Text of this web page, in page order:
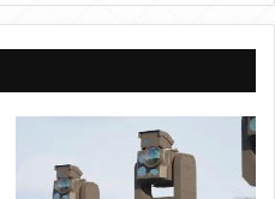
dIn ub
e
gr
a